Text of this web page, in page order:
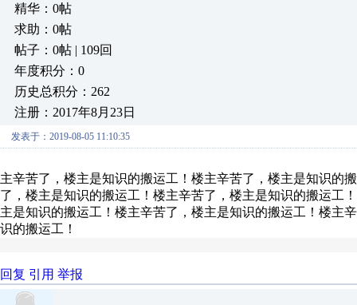
精华：0帖
求助：0帖
帖子：0帖 | 109回
年度积分：0
历史总积分：262
注册：2017年8月23日
发表于：2019-08-05 11:10:35
主辛苦了，楼主是知识的搬运工！楼主辛苦了，楼主是知识的
了，楼主是知识的搬运工！楼主辛苦了，楼主是知识的搬运工
主是知识的搬运工！楼主辛苦了，楼主是知识的搬运工！楼主
识的搬运工！
回复 引用 举报